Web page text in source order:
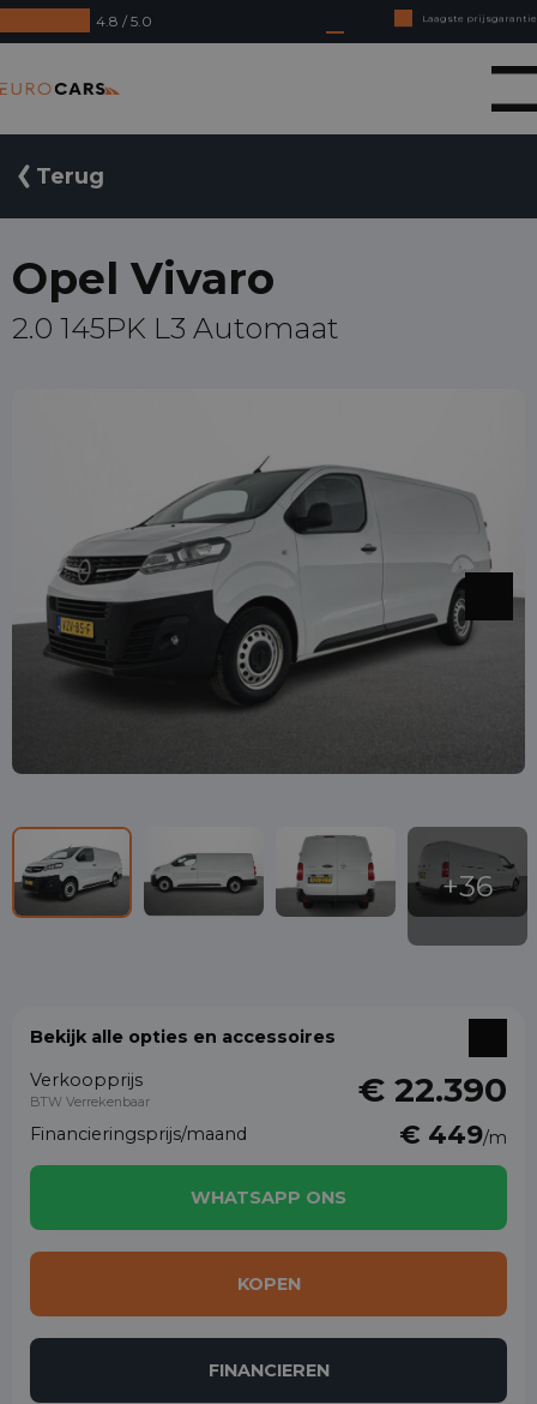
4.8 / 5.0
Online kopen, niet goed geld terug
Financial lease - Soepele acceptatie
Terug
Opel Vivaro
2.0 145PK L3 Automaat
Bekijk alle opties en accessoires
Verkoopprijs
BTW Verrekenbaar € 22.390
Financieringsprijs/maand € 449/m
WHATSAPP ONS
KOPEN
FINANCIEREN